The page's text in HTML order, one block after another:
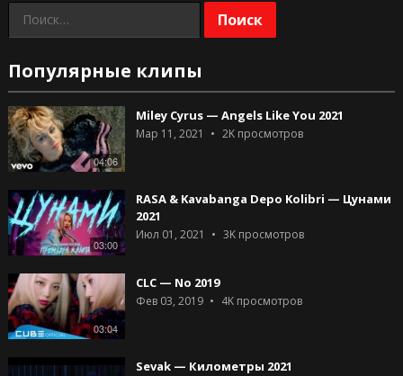
Найти:
Популярные клипы
04:06
Miley Cyrus — Angels Like You 2021
Мар 11, 2021 2Kпросмотров
03:00
RASA & Kavabanga Depo Kolibri — Цунами
2021
Июл 01, 2021 3Kпросмотров
03:04
CLC — No 2019
Фев 03, 2019 4Kпросмотров
Sevak — Километры 2021